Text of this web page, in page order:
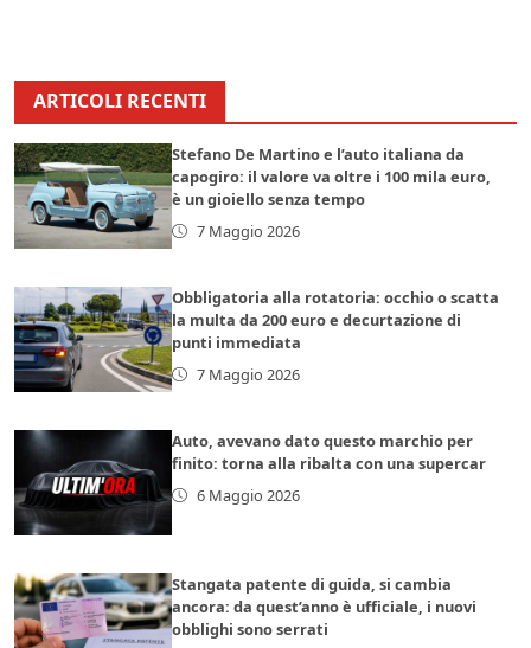
ARTICOLI RECENTI
Stefano De Martino e l’auto italiana da
capogiro: il valore va oltre i 100 mila euro,
è un gioiello senza tempo
7 Maggio 2026
Obbligatoria alla rotatoria: occhio o scatta
la multa da 200 euro e decurtazione di
punti immediata
7 Maggio 2026
Auto, avevano dato questo marchio per
finito: torna alla ribalta con una supercar
6 Maggio 2026
Stangata patente di guida, si cambia
ancora: da quest’anno è ufficiale, i nuovi
obblighi sono serrati